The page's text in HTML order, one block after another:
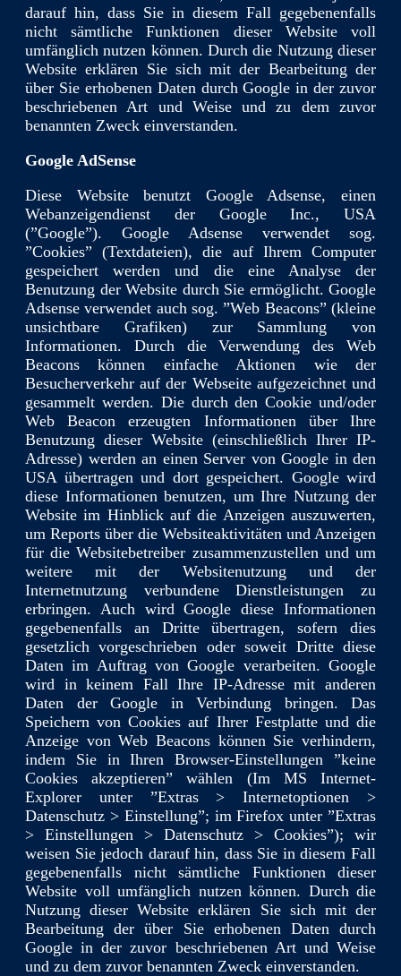
darauf hin, dass Sie in diesem Fall gegebenenfalls
nicht sämtliche Funktionen dieser Website voll
umfänglich nutzen können. Durch die Nutzung dieser
Website erklären Sie sich mit der Bearbeitung der
über Sie erhobenen Daten durch Google in der zuvor
beschriebenen Art und Weise und zu dem zuvor
benannten Zweck einverstanden.
Google AdSense
Diese Website benutzt Google Adsense, einen
Webanzeigendienst der Google Inc., USA
(”Google”). Google Adsense verwendet sog.
”Cookies” (Textdateien), die auf Ihrem Computer
gespeichert werden und die eine Analyse der
Benutzung der Website durch Sie ermöglicht. Google
Adsense verwendet auch sog. ”Web Beacons” (kleine
unsichtbare Grafiken) zur Sammlung von
Informationen. Durch die Verwendung des Web
Beacons können einfache Aktionen wie der
Besucherverkehr auf der Webseite aufgezeichnet und
gesammelt werden. Die durch den Cookie und/oder
Web Beacon erzeugten Informationen über Ihre
Benutzung dieser Website (einschließlich Ihrer IP-
Adresse) werden an einen Server von Google in den
USA übertragen und dort gespeichert. Google wird
diese Informationen benutzen, um Ihre Nutzung der
Website im Hinblick auf die Anzeigen auszuwerten,
um Reports über die Websiteaktivitäten und Anzeigen
für die Websitebetreiber zusammenzustellen und um
weitere mit der Websitenutzung und der
Internetnutzung verbundene Dienstleistungen zu
erbringen. Auch wird Google diese Informationen
gegebenenfalls an Dritte übertragen, sofern dies
gesetzlich vorgeschrieben oder soweit Dritte diese
Daten im Auftrag von Google verarbeiten. Google
wird in keinem Fall Ihre IP-Adresse mit anderen
Daten der Google in Verbindung bringen. Das
Speichern von Cookies auf Ihrer Festplatte und die
Anzeige von Web Beacons können Sie verhindern,
indem Sie in Ihren Browser-Einstellungen ”keine
Cookies akzeptieren” wählen (Im MS Internet-
Explorer unter ”Extras > Internetoptionen >
Datenschutz > Einstellung”; im Firefox unter ”Extras
> Einstellungen > Datenschutz > Cookies”); wir
weisen Sie jedoch darauf hin, dass Sie in diesem Fall
gegebenenfalls nicht sämtliche Funktionen dieser
Website voll umfänglich nutzen können. Durch die
Nutzung dieser Website erklären Sie sich mit der
Bearbeitung der über Sie erhobenen Daten durch
Google in der zuvor beschriebenen Art und Weise
und zu dem zuvor benannten Zweck einverstanden.